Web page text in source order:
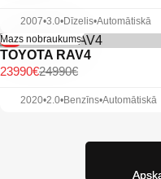
2007•3.0•Dīzelis•Automātiskā
-4%
Mazs nobraukums
TOYOTA RAV4
24990€
23990€
2020•2.0•Benzīns•Automātiskā